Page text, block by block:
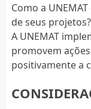
Como a
de seus projetos?
A UNEMAT
promovem
positivamente a